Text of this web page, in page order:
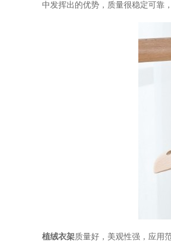
中发挥出的优势，质量很稳定可靠
植绒衣架质量好，美观性强，应用